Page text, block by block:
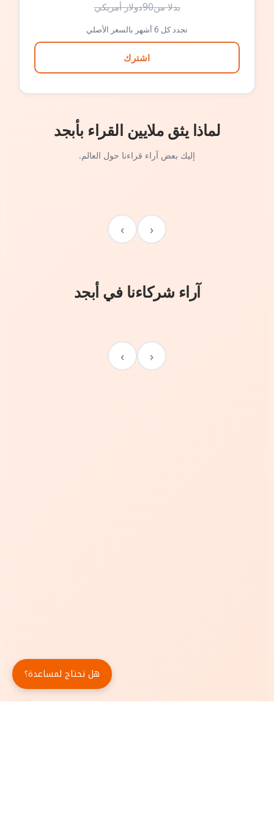
بدلا من90دولار أمريكي
تجدد كل 6 أشهر بالسعر الأصلي
اشترك
لماذا يثق ملايين القراء بأبجد
إليك بعض آراء قراءنا حول العالم.
‹
›
آراء شركاءنا في أبجد
‹
›
هل تحتاج لمساعدة؟